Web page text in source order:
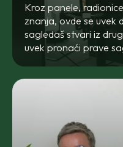
Kroz panele,
znanja, ovde se uvek
sagledaš stvari iz
uvek pronaći prave